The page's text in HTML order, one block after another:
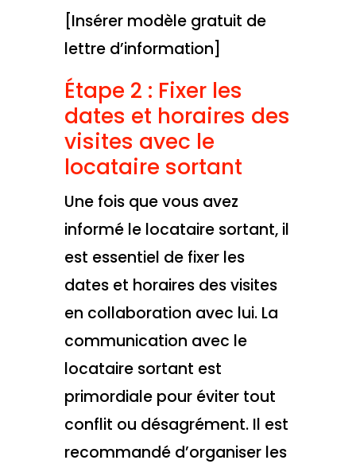
[Insérer modèle gratuit de
lettre d’information]
Étape 2 : Fixer les
dates et horaires des
visites avec le
locataire sortant
Une fois que vous avez
informé le locataire sortant, il
est essentiel de fixer les
dates et horaires des visites
en collaboration avec lui. La
communication avec le
locataire sortant est
primordiale pour éviter tout
conflit ou désagrément. Il est
recommandé d’organiser les